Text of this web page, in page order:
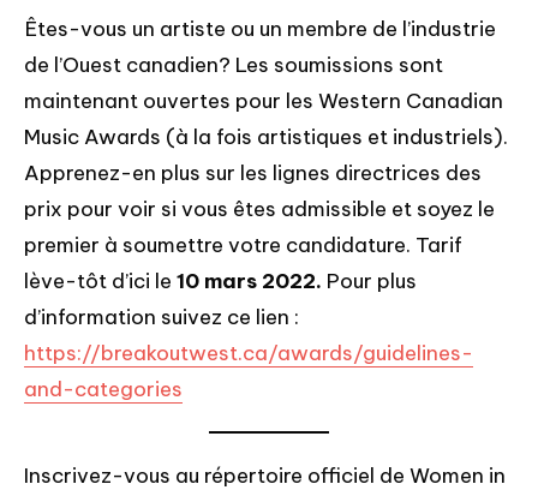
Êtes-vous un artiste ou un membre de l’industrie
de l’Ouest canadien? Les soumissions sont
maintenant ouvertes pour les Western Canadian
Music Awards (à la fois artistiques et industriels).
Apprenez-en plus sur les lignes directrices des
prix pour voir si vous êtes admissible et soyez le
premier à soumettre votre candidature. Tarif
lève-tôt d’ici le 10 mars 2022. Pour plus
d’information suivez ce lien :
https://breakoutwest.ca/awards/guidelines-
and-categories
Inscrivez-vous au répertoire officiel de Women in